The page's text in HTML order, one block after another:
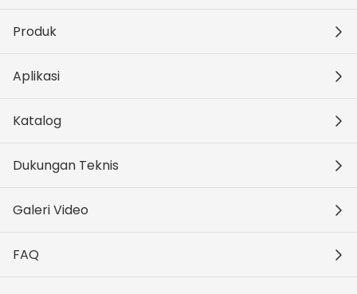
Produk
Aplikasi
Katalog
Dukungan Teknis
Galeri Video
FAQ